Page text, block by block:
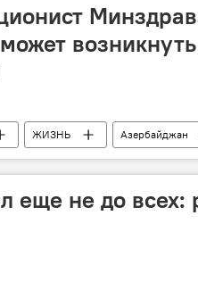
возникнуть
ЖИЗНЬ Азербайджан
еще не до всех: